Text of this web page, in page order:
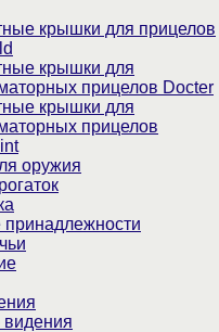
крышки для прицелов
крышки для
прицелов Docter
крышки для
прицелов
оружия
видения